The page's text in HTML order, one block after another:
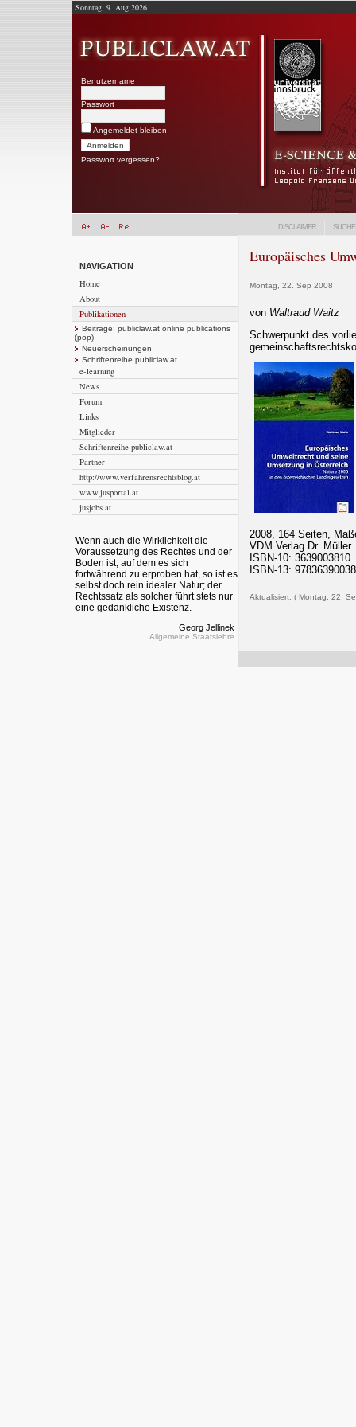
Sonntag, 9. Aug 2026
Benutzername
Passwort
Angemeldet bleiben
Passwort vergessen?
DISCLAIMER SUCHE
NAVIGATION
Home
About
Publikationen
Beiträge: publiclaw.at online publications
(pop)
Neuerscheinungen
Schriftenreihe publiclaw.at
e-learning
News
Forum
Links
Mitglieder
Schriftenreihe publiclaw.at
Partner
http://www.verfahrensrechtsblog.at
www.jusportal.at
jusjobs.at
Wenn auch die Wirklichkeit die
Voraussetzung des Rechtes und der
Boden ist, auf dem es sich
fortwährend zu erproben hat, so ist es
selbst doch rein idealer Natur; der
Rechtssatz als solcher führt stets nur
eine gedankliche Existenz.
Georg Jellinek
Allgemeine Staatslehre
Europäisches
Montag, 22. Sep 2008
von Waltraud Waitz
Schwerpunkt des
2008, 164 Seiten,
VDM Verlag Dr. Müller
ISBN-10: 3639003810
ISBN-13:
Aktualisiert: ( Montag, 22.